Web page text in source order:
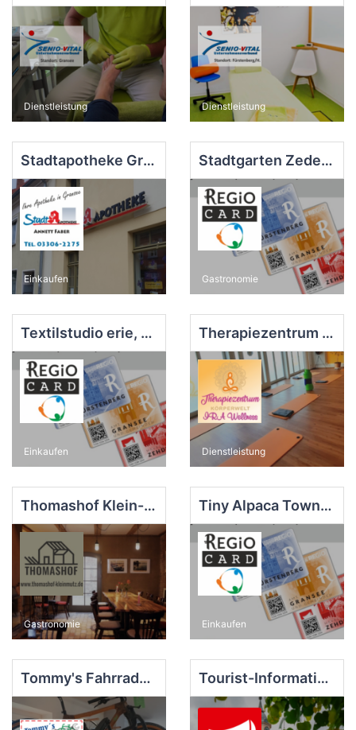
Dienstleistung Dienstleistung
Stadtapotheke Gransee
Einkaufen
Stadtgarten Zedenick
Gastronomie
Textilstudio erie, Zernikow
Einkaufen
Therapiezentrum Körperwelt, Zehdenick
Dienstleistung
Thomashof Klein-Mutz
Gastronomie
Tiny Alpaca Town, Rauschendorf
Einkaufen
Tommy's Fahrradschuppen, Gransee Tourist-Information Zehdenick